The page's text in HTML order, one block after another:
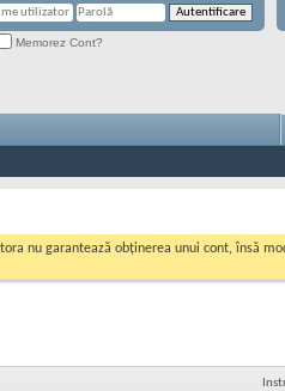
Memorez Cont?
nu garantează obținerea unui cont, însă